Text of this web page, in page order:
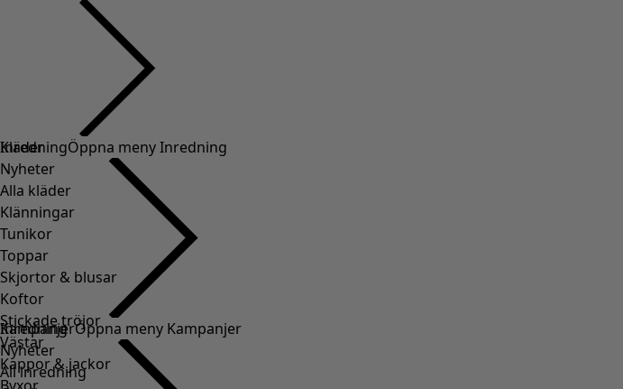
Kläder
Nyheter
Alla kläder
Klänningar
Tunikor
Toppar
Skjortor & blusar
Koftor
Stickade tröjor
Västar
Kappor & jackor
InredningÖppna meny Inredning
Inredning
Nyheter
All inredning
KampanjerÖppna meny Kampanjer